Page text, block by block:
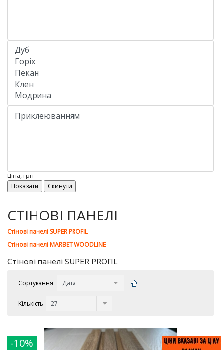
Ціна, грн
СТІНОВІ ПАНЕЛІ
Стінові панелі SUPER PROFIL
Стінові панелі MARBET WOODLINE
Стінові панелі SUPER PROFIL
Сортування
Кількість
-10%